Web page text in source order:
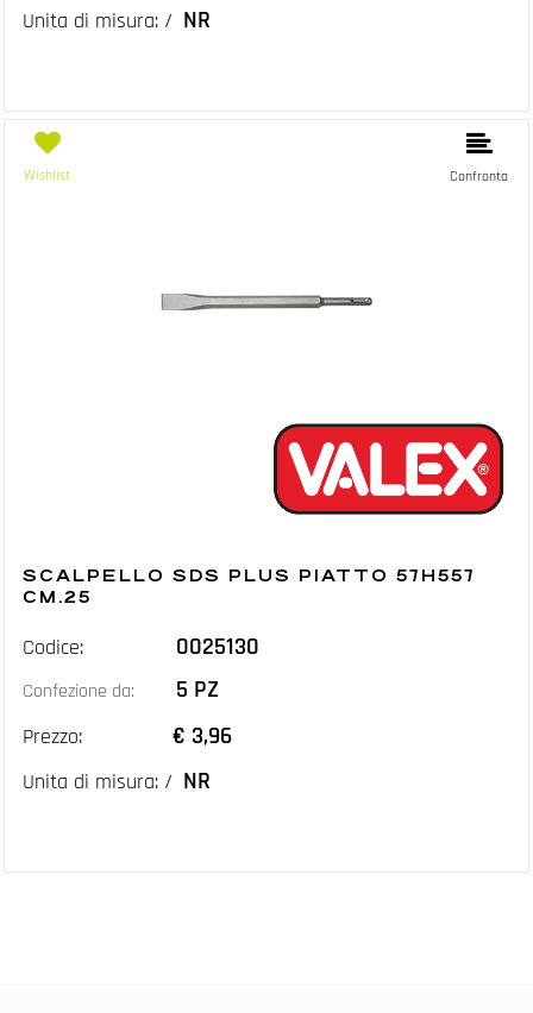
Unita di misura: / NR
Wishlist Confronta
SCALPELLO SDS PLUS PIATTO 57H557
CM.25
Codice: 0025130
Confezione da: 5 PZ
Prezzo: € 3,96
Unita di misura: / NR